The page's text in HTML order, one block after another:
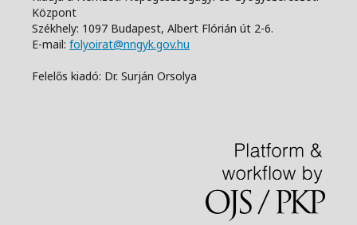
Központ
Székhely: 1097 Budapest, Albert Flórián út 2-6.
E-mail: folyoirat@nngyk.gov.hu
Felelős kiadó: Dr. Surján Orsolya